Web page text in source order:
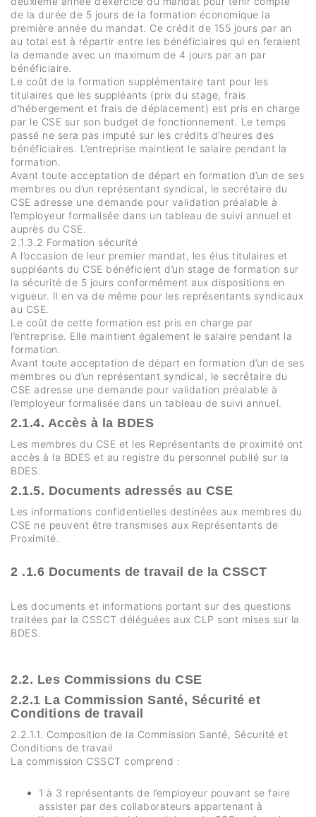
de la durée de 5 jours de la formation économique la
première année du mandat. Ce crédit de 155 jours par an
au total est à répartir entre les bénéficiaires qui en feraient
la demande avec un maximum de 4 jours par an par
bénéficiaire.
Le coût de la formation supplémentaire tant pour les
titulaires que les suppléants (prix du stage, frais
d’hébergement et frais de déplacement) est pris en charge
par le CSE sur son budget de fonctionnement. Le temps
passé ne sera pas imputé sur les crédits d’heures des
bénéficiaires. L’entreprise maintient le salaire pendant la
formation.
Avant toute acceptation de départ en formation d’un de ses
membres ou d’un représentant syndical, le secrétaire du
CSE adresse une demande pour validation préalable à
l’employeur formalisée dans un tableau de suivi annuel et
auprès du CSE.
2.1.3.2 Formation sécurité
A l’occasion de leur premier mandat, les élus titulaires et
suppléants du CSE bénéficient d’un stage de formation sur
la sécurité de 5 jours conformément aux dispositions en
vigueur. Il en va de même pour les représentants syndicaux
au CSE.
Le coût de cette formation est pris en charge par
l’entreprise. Elle maintient également le salaire pendant la
formation.
Avant toute acceptation de départ en formation d’un de ses
membres ou d’un représentant syndical, le secrétaire du
CSE adresse une demande pour validation préalable à
l’employeur formalisée dans un tableau de suivi annuel.
2.1.4. Accès à la BDES
Les membres du CSE et les Représentants de proximité ont
accès à la BDES et au registre du personnel publié sur la
BDES.
2.1.5. Documents adressés au CSE
Les informations confidentielles destinées aux membres du
CSE ne peuvent être transmises aux Représentants de
Proximité.
2 .1.6 Documents de travail de la CSSCT
Les documents et informations portant sur des questions
traitées par la CSSCT déléguées aux CLP sont mises sur la
BDES.
2.2. Les Commissions du CSE
2.2.1 La Commission Santé, Sécurité et
Conditions de travail
2.2.1.1. Composition de la Commission Santé, Sécurité et
Conditions de travail
La commission CSSCT comprend :
1 à 3 représentants de l’employeur pouvant se faire
assister par des collaborateurs appartenant à